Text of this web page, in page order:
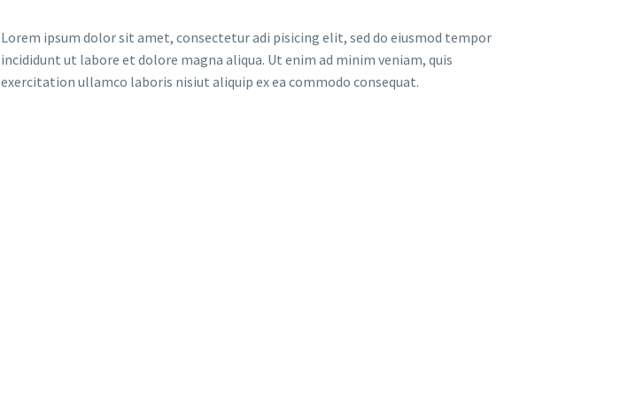
Lorem ipsum dolor sit amet, consectetur adi pisicing elit, sed do eiusmod tempor
incididunt ut labore et dolore magna aliqua. Ut enim ad minim veniam, quis
exercitation ullamco laboris nisiut aliquip ex ea commodo consequat.